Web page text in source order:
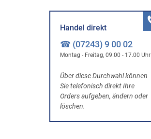
Handel direkt
☎ (07243) 9 00 02
Montag - Freitag, 09.00 - 17.00 Uhr
Über diese Durchwahl können
Sie telefonisch direkt Ihre
Orders aufgeben, ändern oder
löschen.